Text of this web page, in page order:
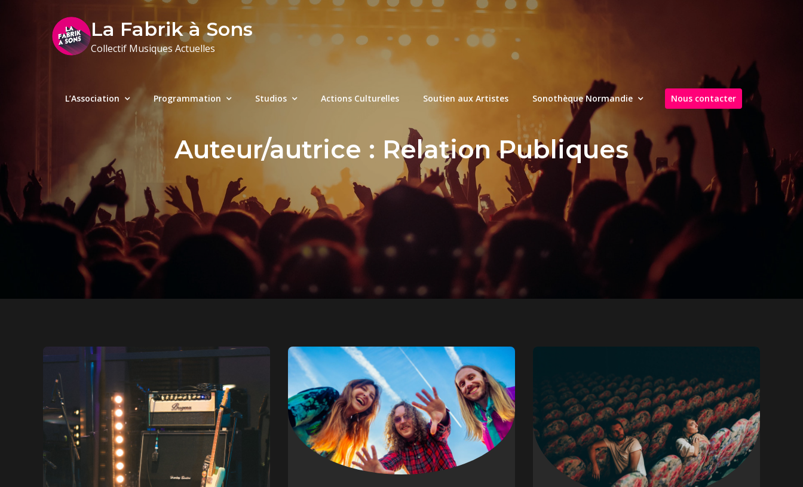
La Fabrik à Sons
Collectif Musiques Actuelles
L’Association Programmation Studios Actions Culturelles Soutien aux Artistes Sonothèque Normandie Nous contacter
Auteur/autrice : Relation Publiques